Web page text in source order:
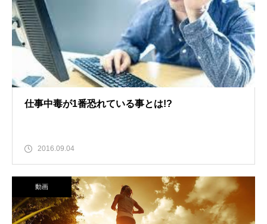
仕事中毒が1番恐れている事とは!?
2016.09.04
動画